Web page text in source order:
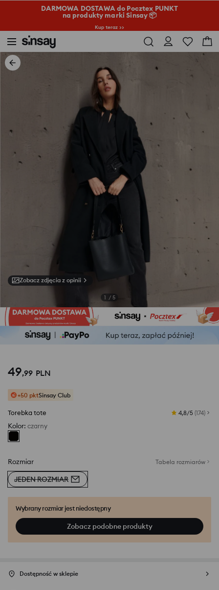
DARMOWA DOSTAWA do Pocztex PUNKT
na produkty marki Sinsay 📦
Kup teraz >>
Zobacz zdjęcia z opinii
1 / 5
49,99 PLN
+50 pktSinsay Club
Torebka tote 4,8/5 (174)
Kolor: czarny
Rozmiar Tabela rozmiarów
JEDEN ROZMIAR
Wybrany rozmiar jest niedostępny
Zobacz podobne produkty
Dostępność w sklepie